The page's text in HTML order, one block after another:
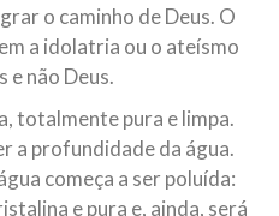
o caminho de Deus. O
a idolatria ou o ateísmo
e não Deus.
totalmente pura e limpa.
a profundidade da água.
começa a ser poluída:
e pura e, ainda, será